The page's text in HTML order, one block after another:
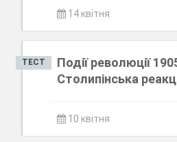
14 квітня
ТЕСТ
Події революції
Столипінська
10 квітня